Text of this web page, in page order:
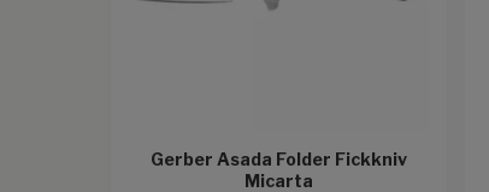
Gerber Asada Folder Fickkniv
Micarta